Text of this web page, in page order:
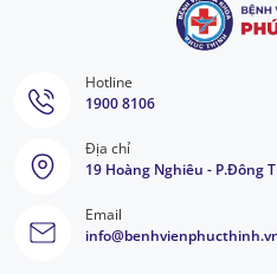
Hotline
1900 8106
Địa chỉ
19 Hoàng Nghiêu - P.Đông
Email